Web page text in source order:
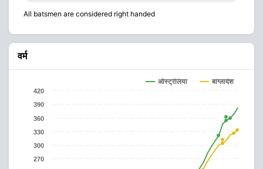
All batsmen are considered right handed
वर्म
ऑस्ट्रेलिया बांग्लादेश
270
300
330
360
390
420